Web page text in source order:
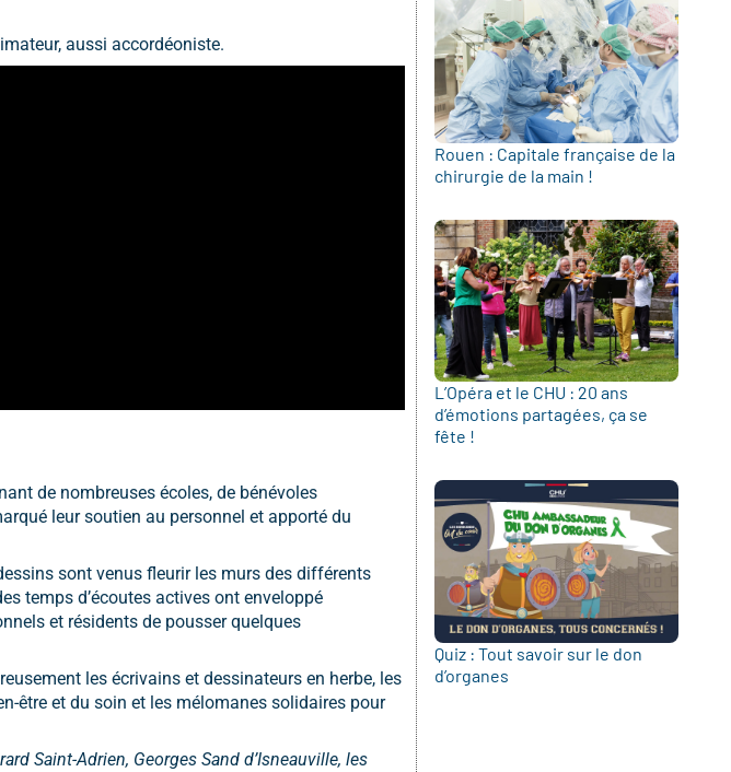
aussi accordéoniste.
de nombreuses écoles, de bénévoles
leur soutien au personnel et apporté du
sont venus fleurir les murs des différents
temps d’écoutes actives ont enveloppé
et résidents de pousser quelques
les écrivains et dessinateurs en herbe, les
être et du soin et les mélomanes solidaires pour
Saint-Adrien, Georges Sand d’Isneauville, les
Rouen : Capitale française de la
chirurgie de la main !
L’Opéra et le CHU : 20 ans
d’émotions partagées, ça se
fête !
Quiz : Tout savoir sur le don
d’organes